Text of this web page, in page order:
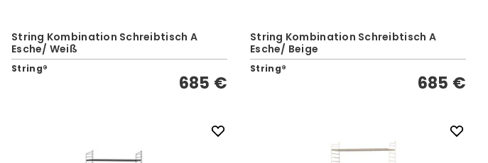
String Kombination Schreibtisch A
Esche/ Weiß
String®
685 €
String Kombination Schreibtisch A
Esche/ Beige
String®
685 €